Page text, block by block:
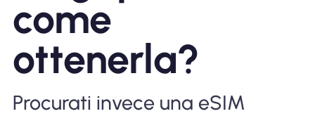
Utilizzando una eSIM
Per affari
come
ottenerla?
Procurati invece una eSIM